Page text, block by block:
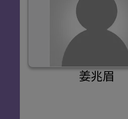
姜兆眉